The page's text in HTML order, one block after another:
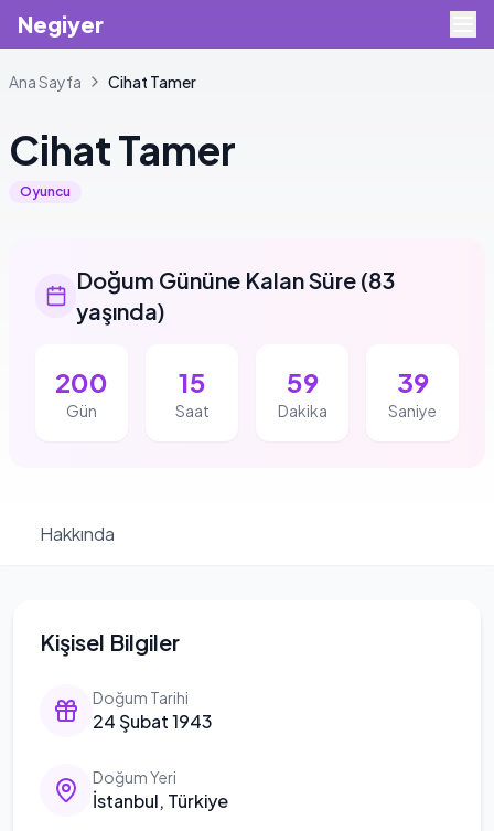
Negiyer
Ana Sayfa Cihat Tamer
CihatTamer
Oyuncu
Doğum Gününe Kalan Süre (83
yaşında)
200
Gün
15
Saat
59
Dakika
39
Saniye
Hakkında
Kişisel Bilgiler
Doğum Tarihi
24 Şubat 1943
Doğum Yeri
İstanbul, Türkiye